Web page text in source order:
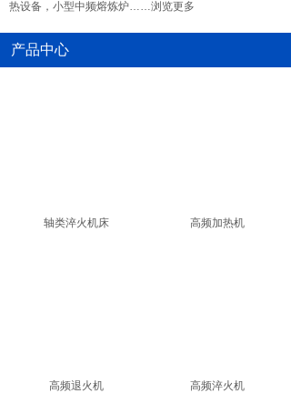
热设备，小型中频熔炼炉……浏览更多
产品中心
轴类淬火机床 高频加热机
高频退火机 高频淬火机